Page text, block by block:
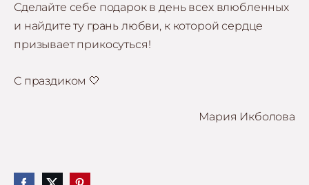
Сделайте себе подарок в день всех влюбленных
и найдите ту грань любви, к которой сердце
призывает прикосуться!
С праздиком 🤍
Мария Икболова